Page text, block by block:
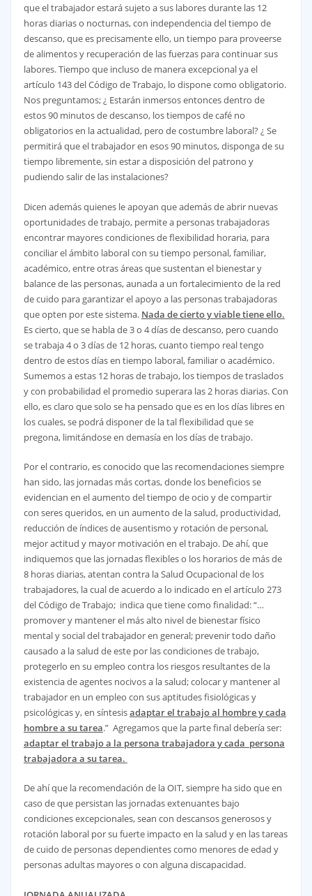
que el trabajador estará sujeto a sus labores durante las 12
horas diarias o nocturnas, con independencia del tiempo de
descanso, que es precisamente ello, un tiempo para proveerse
de alimentos y recuperación de las fuerzas para continuar sus
labores. Tiempo que incluso de manera excepcional ya el
artículo 143 del Código de Trabajo, lo dispone como obligatorio.
Nos preguntamos; ¿ Estarán inmersos entonces dentro de
estos 90 minutos de descanso, los tiempos de café no
obligatorios en la actualidad, pero de costumbre laboral? ¿ Se
permitirá que el trabajador en esos 90 minutos, disponga de su
tiempo libremente, sin estar a disposición del patrono y
pudiendo salir de las instalaciones?
Dicen además quienes le apoyan que además de abrir nuevas
oportunidades de trabajo, permite a personas trabajadoras
encontrar mayores condiciones de flexibilidad horaria, para
conciliar el ámbito laboral con su tiempo personal, familiar,
académico, entre otras áreas que sustentan el bienestar y
balance de las personas, aunada a un fortalecimiento de la red
de cuido para garantizar el apoyo a las personas trabajadoras
que opten por este sistema. Nada de cierto y viable tiene ello.
Es cierto, que se habla de 3 o 4 días de descanso, pero cuando
se trabaja 4 o 3 días de 12 horas, cuanto tiempo real tengo
dentro de estos días en tiempo laboral, familiar o académico.
Sumemos a estas 12 horas de trabajo, los tiempos de traslados
y con probabilidad el promedio superara las 2 horas diarias. Con
ello, es claro que solo se ha pensado que es en los días libres en
los cuales, se podrá disponer de la tal flexibilidad que se
pregona, limitándose en demasía en los días de trabajo.
Por el contrario, es conocido que las recomendaciones siempre
han sido, las jornadas más cortas, donde los beneficios se
evidencian en el aumento del tiempo de ocio y de compartir
con seres queridos, en un aumento de la salud, productividad,
reducción de índices de ausentismo y rotación de personal,
mejor actitud y mayor motivación en el trabajo. De ahí, que
indiquemos que las jornadas flexibles o los horarios de más de
8 horas diarias, atentan contra la Salud Ocupacional de los
trabajadores, la cual de acuerdo a lo indicado en el artículo 273
del Código de Trabajo; indica que tiene como finalidad: “…
promover y mantener el más alto nivel de bienestar físico
mental y social del trabajador en general; prevenir todo daño
causado a la salud de este por las condiciones de trabajo,
protegerlo en su empleo contra los riesgos resultantes de la
existencia de agentes nocivos a la salud; colocar y mantener al
trabajador en un empleo con sus aptitudes fisiológicas y
psicológicas y, en síntesisadaptar el trabajo al hombre y cada
hombre a su tarea.” Agregamos que la parte final debería ser:
adaptar el trabajo a la persona trabajadora y cada persona
trabajadora a su tarea.
De ahí que la recomendación de la OIT, siempre ha sido que en
caso de que persistan las jornadas extenuantes bajo
condiciones excepcionales, sean con descansos generosos y
rotación laboral por su fuerte impacto en la salud y en las tareas
de cuido de personas dependientes como menores de edad y
personas adultas mayores o con alguna discapacidad.